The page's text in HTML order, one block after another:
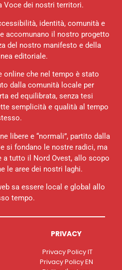
Voce dei nostri territori.
identità, comunità e
accomunano il nostro progetto
del nostro manifesto e della
editoriale.
online che nel tempo è stato
dalla comunità locale per
ed equilibrata, senza tesi
semplicità e qualità al tempo
libere e “normali”, partito dalla
si fondano le nostre radici, ma
tutto il Nord Ovest, allo scopo
le aree dei nostri laghi.
sa essere local e global allo
tempo.
PRIVACY
Privacy Policy IT
Privacy Policy EN